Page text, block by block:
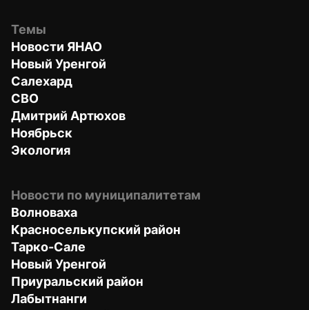
Темы
Новости ЯНАО
Новый Уренгой
Салехард
СВО
Дмитрий Артюхов
Ноябрьск
Экология
Новости по муниципалитетам
Волноваха
Красноселькупский район
Тарко-Сале
Новый Уренгой
Приуральский район
Лабытнанги